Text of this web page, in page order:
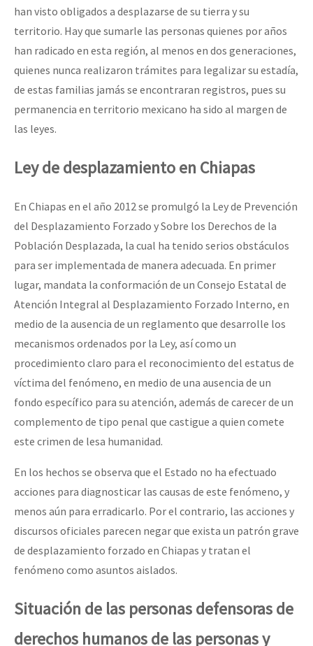
han visto obligados a desplazarse de su tierra y su
territorio. Hay que sumarle las personas quienes por años
han radicado en esta región, al menos en dos generaciones,
quienes nunca realizaron trámites para legalizar su estadía,
de estas familias jamás se encontraran registros, pues su
permanencia en territorio mexicano ha sido al margen de
las leyes.
Ley de desplazamiento en Chiapas
En Chiapas en el año 2012 se promulgó la Ley de Prevención
del Desplazamiento Forzado y Sobre los Derechos de la
Población Desplazada, la cual ha tenido serios obstáculos
para ser implementada de manera adecuada. En primer
lugar, mandata la conformación de un Consejo Estatal de
Atención Integral al Desplazamiento Forzado Interno, en
medio de la ausencia de un reglamento que desarrolle los
mecanismos ordenados por la Ley, así como un
procedimiento claro para el reconocimiento del estatus de
víctima del fenómeno, en medio de una ausencia de un
fondo específico para su atención, además de carecer de un
complemento de tipo penal que castigue a quien comete
este crimen de lesa humanidad.
En los hechos se observa que el Estado no ha efectuado
acciones para diagnosticar las causas de este fenómeno, y
menos aún para erradicarlo. Por el contrario, las acciones y
discursos oficiales parecen negar que exista un patrón grave
de desplazamiento forzado en Chiapas y tratan el
fenómeno como asuntos aislados.
Situación de las personas defensoras de
derechos humanos de las personas y